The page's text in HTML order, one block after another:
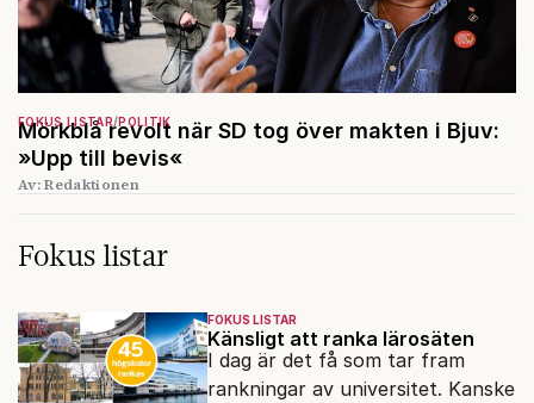
Mörkblå revolt när SD tog över makten i Bjuv:
»Upp till bevis«
FOKUS LISTAR POLITIK
Av: Redaktionen
Fokus listar
FOKUS LISTAR
Känsligt att ranka lärosäten
I dag är det få som tar fram
rankningar av universitet. Kanske